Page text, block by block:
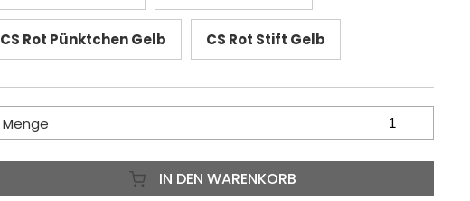
CS Rot Pünktchen Gelb CS Rot Stift Gelb
Menge
IN DEN WARENKORB